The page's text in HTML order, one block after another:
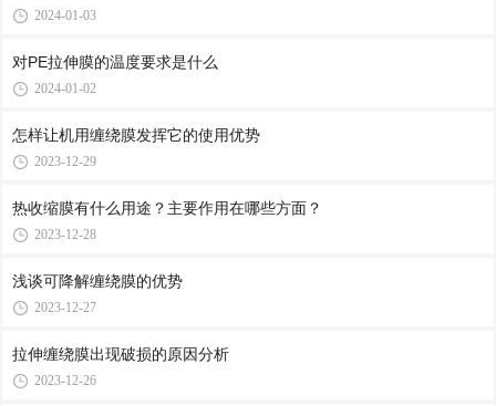
2024-01-03
对PE拉伸膜的温度要求是什么
2024-01-02
怎样让机用缠绕膜发挥它的使用优势
2023-12-29
热收缩膜有什么用途？主要作用在哪些方面？
2023-12-28
浅谈可降解缠绕膜的优势
2023-12-27
拉伸缠绕膜出现破损的原因分析
2023-12-26